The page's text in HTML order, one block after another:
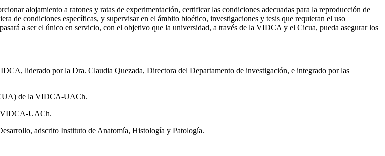
alojamiento a ratones y ratas de experimentación, certificar las condiciones adecuadas para la reproducción de
de condiciones específicas, y supervisar en el ámbito bioético, investigaciones y tesis que requieran el uso
a ser el único en servicio, con el objetivo que la universidad, a través de la VIDCA y el Cicua, pueda asegurar los
liderado por la Dra. Claudia Quezada, Directora del Departamento de investigación, e integrado por las
de la VIDCA-UACh.
VIDCA-UACh.
adscrito Instituto de Anatomía, Histología y Patología.